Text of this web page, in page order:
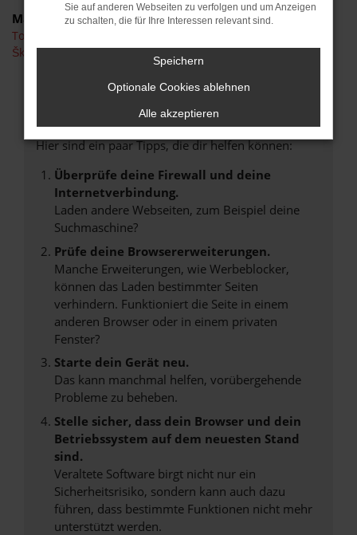
Marken
Toyota
Škoda
FEHLER: NETWORK ERROR
Beim Laden ist ein Fehler aufgetreten.
Hier sind ein paar Tipps, die dir helfen können:
Überprüfe deine Firewall und deine
Internetverbindung.
Laden andere Webseiten, zum Beispiel deine
Suchmaschine?
Prüfe deine Browsererweiterungen.
Manche Erweiterungen, wie Werbeblocker,
können das Laden bestimmter Seiten
verhindern. Funktioniert die Seite in einem
anderen Browser oder in einem privaten
Fenster?
Starte dein Gerät neu.
Das kann manchmal helfen, vorübergehende
Probleme zu beheben.
Stelle sicher, dass dein Browser und dein
Betriebssystem auf dem neuesten Stand
sind.
Veraltete Software birgt nicht nur ein
Sicherheitsrisiko, sondern kann auch dazu
führen, dass bestimmte Funktionen nicht mehr
unterstützt werden.
Sie auf anderen Webseiten zu verfolgen und um Anzeigen
zu schalten, die für Ihre Interessen relevant sind.
Speichern
Optionale Cookies ablehnen
Alle akzeptieren